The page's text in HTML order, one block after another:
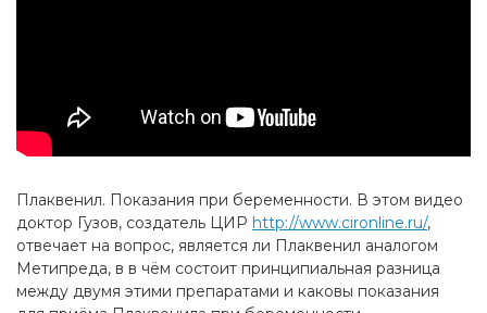
Плаквенил. Показания при беременности. В этом видео
доктор Гузов, создатель ЦИР http://www.cironline.ru/,
отвечает на вопрос, является ли Плаквенил аналогом
Метипреда, в в чём состоит принципиальная разница
между двумя этими препаратами и каковы показания